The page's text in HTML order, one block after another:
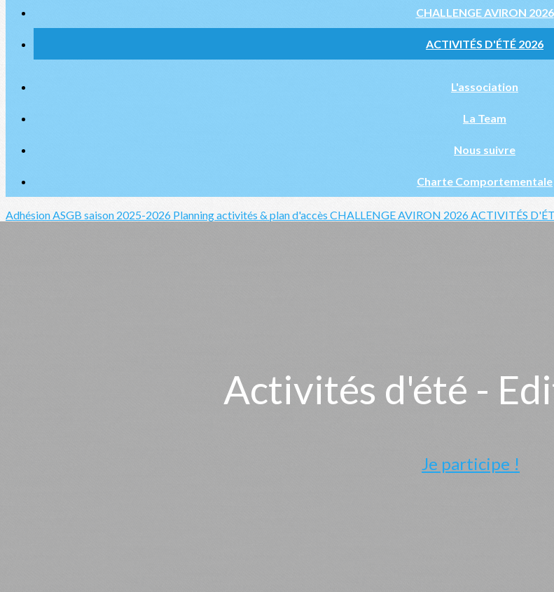
CHALLENGE AVIRON 2026
ACTIVITÉS D'ÉTÉ 2026
L'association
La Team
Nous suivre
Charte Comportementale
Adhésion ASGB saison 2025-2026 Planning activités & plan d'accès CHALLENGE AVIRON 2026ACTIVITÉS
Activités d'été -
Je participe !